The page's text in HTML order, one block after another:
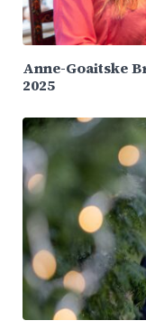
Anne-Goaitske
2025